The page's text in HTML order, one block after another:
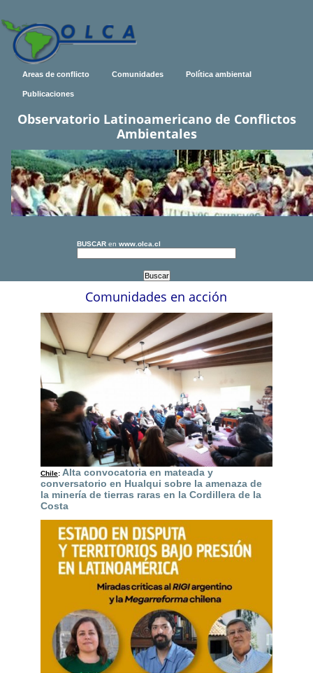
Areas de conflicto Comunidades Política ambiental
Publicaciones
Observatorio Latinoamericano de Conflictos
Ambientales
BUSCAR en www.olca.cl
Comunidades en acción
Chile: Alta convocatoria en mateada y
conversatorio en Hualqui sobre la amenaza de
la minería de tierras raras en la Cordillera de la
Costa